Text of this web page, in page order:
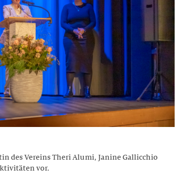
des Vereins Theri Alumi, Janine Gallicchio
vor.